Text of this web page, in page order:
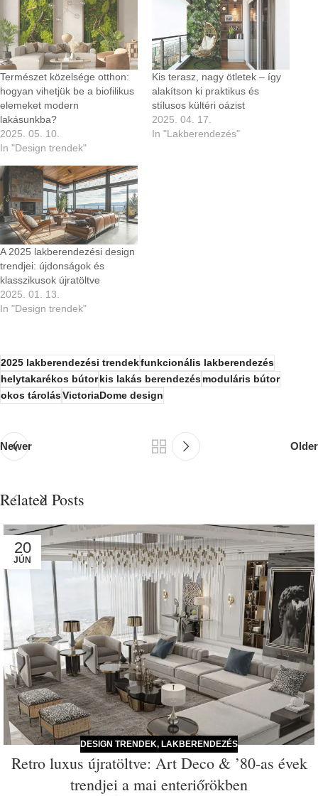
Természet közelsége otthon:
hogyan vihetjük be a biofilikus
elemeket modern
lakásunkba?
2025. 05. 10.
In "Design trendek"
Kis terasz, nagy ötletek – így
alakítson ki praktikus és
stílusos kültéri oázist
2025. 04. 17.
In "Lakberendezés"
A 2025 lakberendezési design
trendjei: újdonságok és
klasszikusok újratöltve
2025. 01. 13.
In "Design trendek"
2025 lakberendezési trendekfunkcionális lakberendezés
helytakarékos bútorkis lakás berendezésmoduláris bútor
okos tárolásVictoriaDome design
Newer Older
Related Posts
20
JÚN
DESIGN TRENDEK, LAKBERENDEZÉS
Retro luxus újratöltve: Art Deco & ’80‑as évek
trendjei a mai enteriőrökben